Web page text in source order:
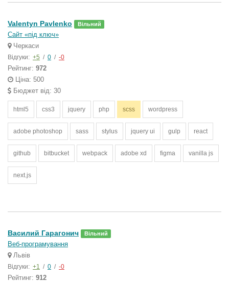
Valentyn Pavlenko Вільний
Сайт «під ключ»
Черкаси
Відгуки: +5 / 0 / -0
Рейтинг: 972
Ціна: 500
Бюджет від: 30
html5 css3 jquery php scss wordpress
adobe photoshop sass stylus jquery ui gulp react
github bitbucket webpack adobe xd figma vanilla js
next.js
Василий Гарагонич Вільний
Веб-програмування
Львів
Відгуки: +1 / 0 / -0
Рейтинг: 912